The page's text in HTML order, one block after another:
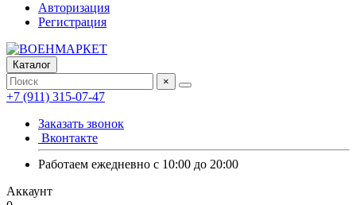
Авторизация
Регистрация
Каталог
×
+7 (911) 315-07-47
Заказать звонок
Вконтакте
Работаем ежедневно с 10:00 до 20:00
Аккаунт